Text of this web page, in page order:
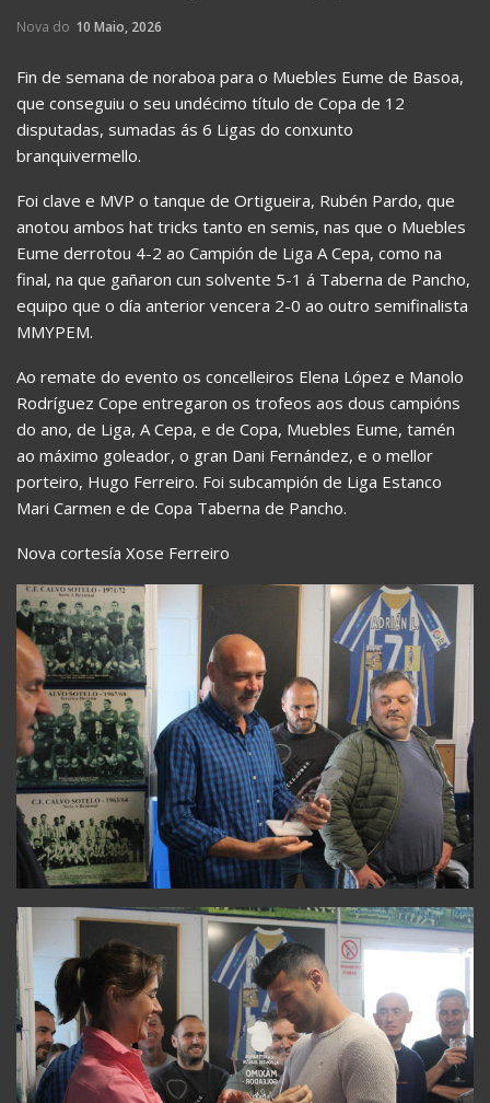
Nova do 10 Maio, 2026
Fin de semana de noraboa para o Muebles Eume de Basoa,
que conseguiu o seu undécimo título de Copa de 12
disputadas, sumadas ás 6 Ligas do conxunto
branquivermello.
Foi clave e MVP o tanque de Ortigueira, Rubén Pardo, que
anotou ambos hat tricks tanto en semis, nas que o Muebles
Eume derrotou 4-2 ao Campión de Liga A Cepa, como na
final, na que gañaron cun solvente 5-1 á Taberna de Pancho,
equipo que o día anterior vencera 2-0 ao outro semifinalista
MMYPEM.
Ao remate do evento os concelleiros Elena López e Manolo
Rodríguez Cope entregaron os trofeos aos dous campións
do ano, de Liga, A Cepa, e de Copa, Muebles Eume, tamén
ao máximo goleador, o gran Dani Fernández, e o mellor
porteiro, Hugo Ferreiro. Foi subcampión de Liga Estanco
Mari Carmen e de Copa Taberna de Pancho.
Nova cortesía Xose Ferreiro